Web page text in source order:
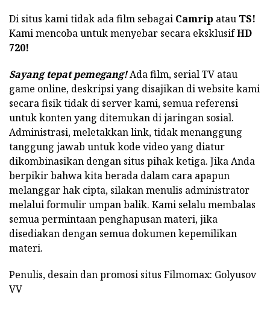
Di situs kami tidak ada film sebagai Camrip atau TS!
Kami mencoba untuk menyebar secara eksklusifHD
720!
Sayang tepat pemegang!Ada film, serial TV atau
game online, deskripsi yang disajikan di website kami
secara fisik tidak di server kami, semua referensi
untuk konten yang ditemukan di jaringan sosial.
Administrasi, meletakkan link, tidak menanggung
tanggung jawab untuk kode video yang diatur
dikombinasikan dengan situs pihak ketiga. Jika Anda
berpikir bahwa kita berada dalam cara apapun
melanggar hak cipta, silakan menulis administrator
melalui formulir umpan balik. Kami selalu membalas
semua permintaan penghapusan materi, jika
disediakan dengan semua dokumen kepemilikan
materi.
Penulis, desain dan promosi situs Filmomax: Golyusov
VV